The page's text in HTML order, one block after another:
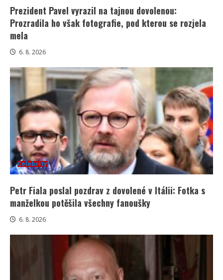
Prezident Pavel vyrazil na tajnou dovolenou:
Prozradila ho však fotografie, pod kterou se rozjela
mela
6. 8. 2026
Celebrity
Petr Fiala poslal pozdrav z dovolené v Itálii: Fotka s
manželkou potěšila všechny fanoušky
6. 8. 2026